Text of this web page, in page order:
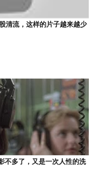
清流，这样的片子越来越少
不多了，又是一次人性的洗